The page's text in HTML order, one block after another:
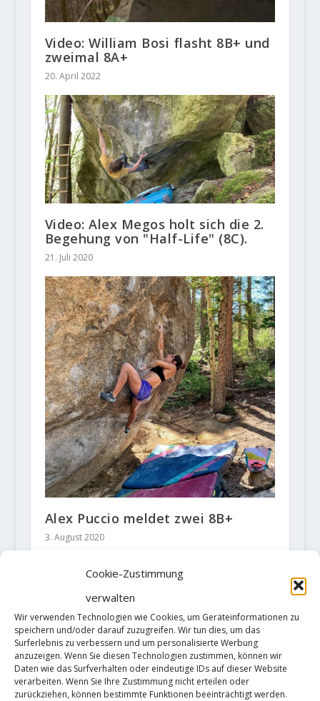
Cookie-Zustimmung
verwalten
Wir verwenden Technologien wie Cookies, um Geräteinformationen zu
speichern und/oder darauf zuzugreifen. Wir tun dies, um das
Surferlebnis zu verbessern und um personalisierte Werbung
anzuzeigen. Wenn Sie diesen Technologien zustimmen, können wir
Daten wie das Surfverhalten oder eindeutige IDs auf dieser Website
verarbeiten. Wenn Sie Ihre Zustimmung nicht erteilen oder
zurückziehen, können bestimmte Funktionen beeinträchtigt werden.
Video: William Bosi flasht 8B+ und
zweimal 8A+
20. April 2022
Video: Alex Megos holt sich die 2.
Begehung von "Half-Life" (8C).
21. Juli 2020
Alex Puccio meldet zwei 8B+
3. August 2020